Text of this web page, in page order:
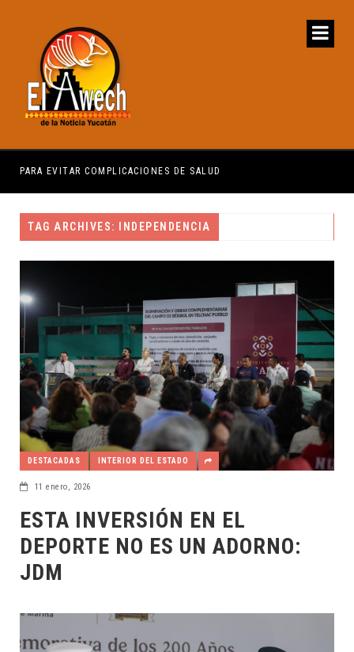
PARA EVITAR COMPLICACIONES DE SALUD
TAG ARCHIVES: INDEPENDENCIA
DESTACADAS INTERIOR DEL ESTADO
11 enero, 2026
ESTA INVERSIÓN EN EL
DEPORTE NO ES UN ADORNO:
JDM